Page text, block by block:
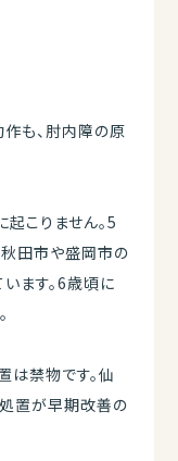
も、肘内障の原
こりません。5
田市や盛岡市の
ます。6歳頃に
は禁物です。仙
置が早期改善の